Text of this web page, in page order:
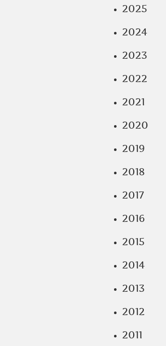
2025
2024
2023
2022
2021
2020
2019
2018
2017
2016
2015
2014
2013
2012
2011